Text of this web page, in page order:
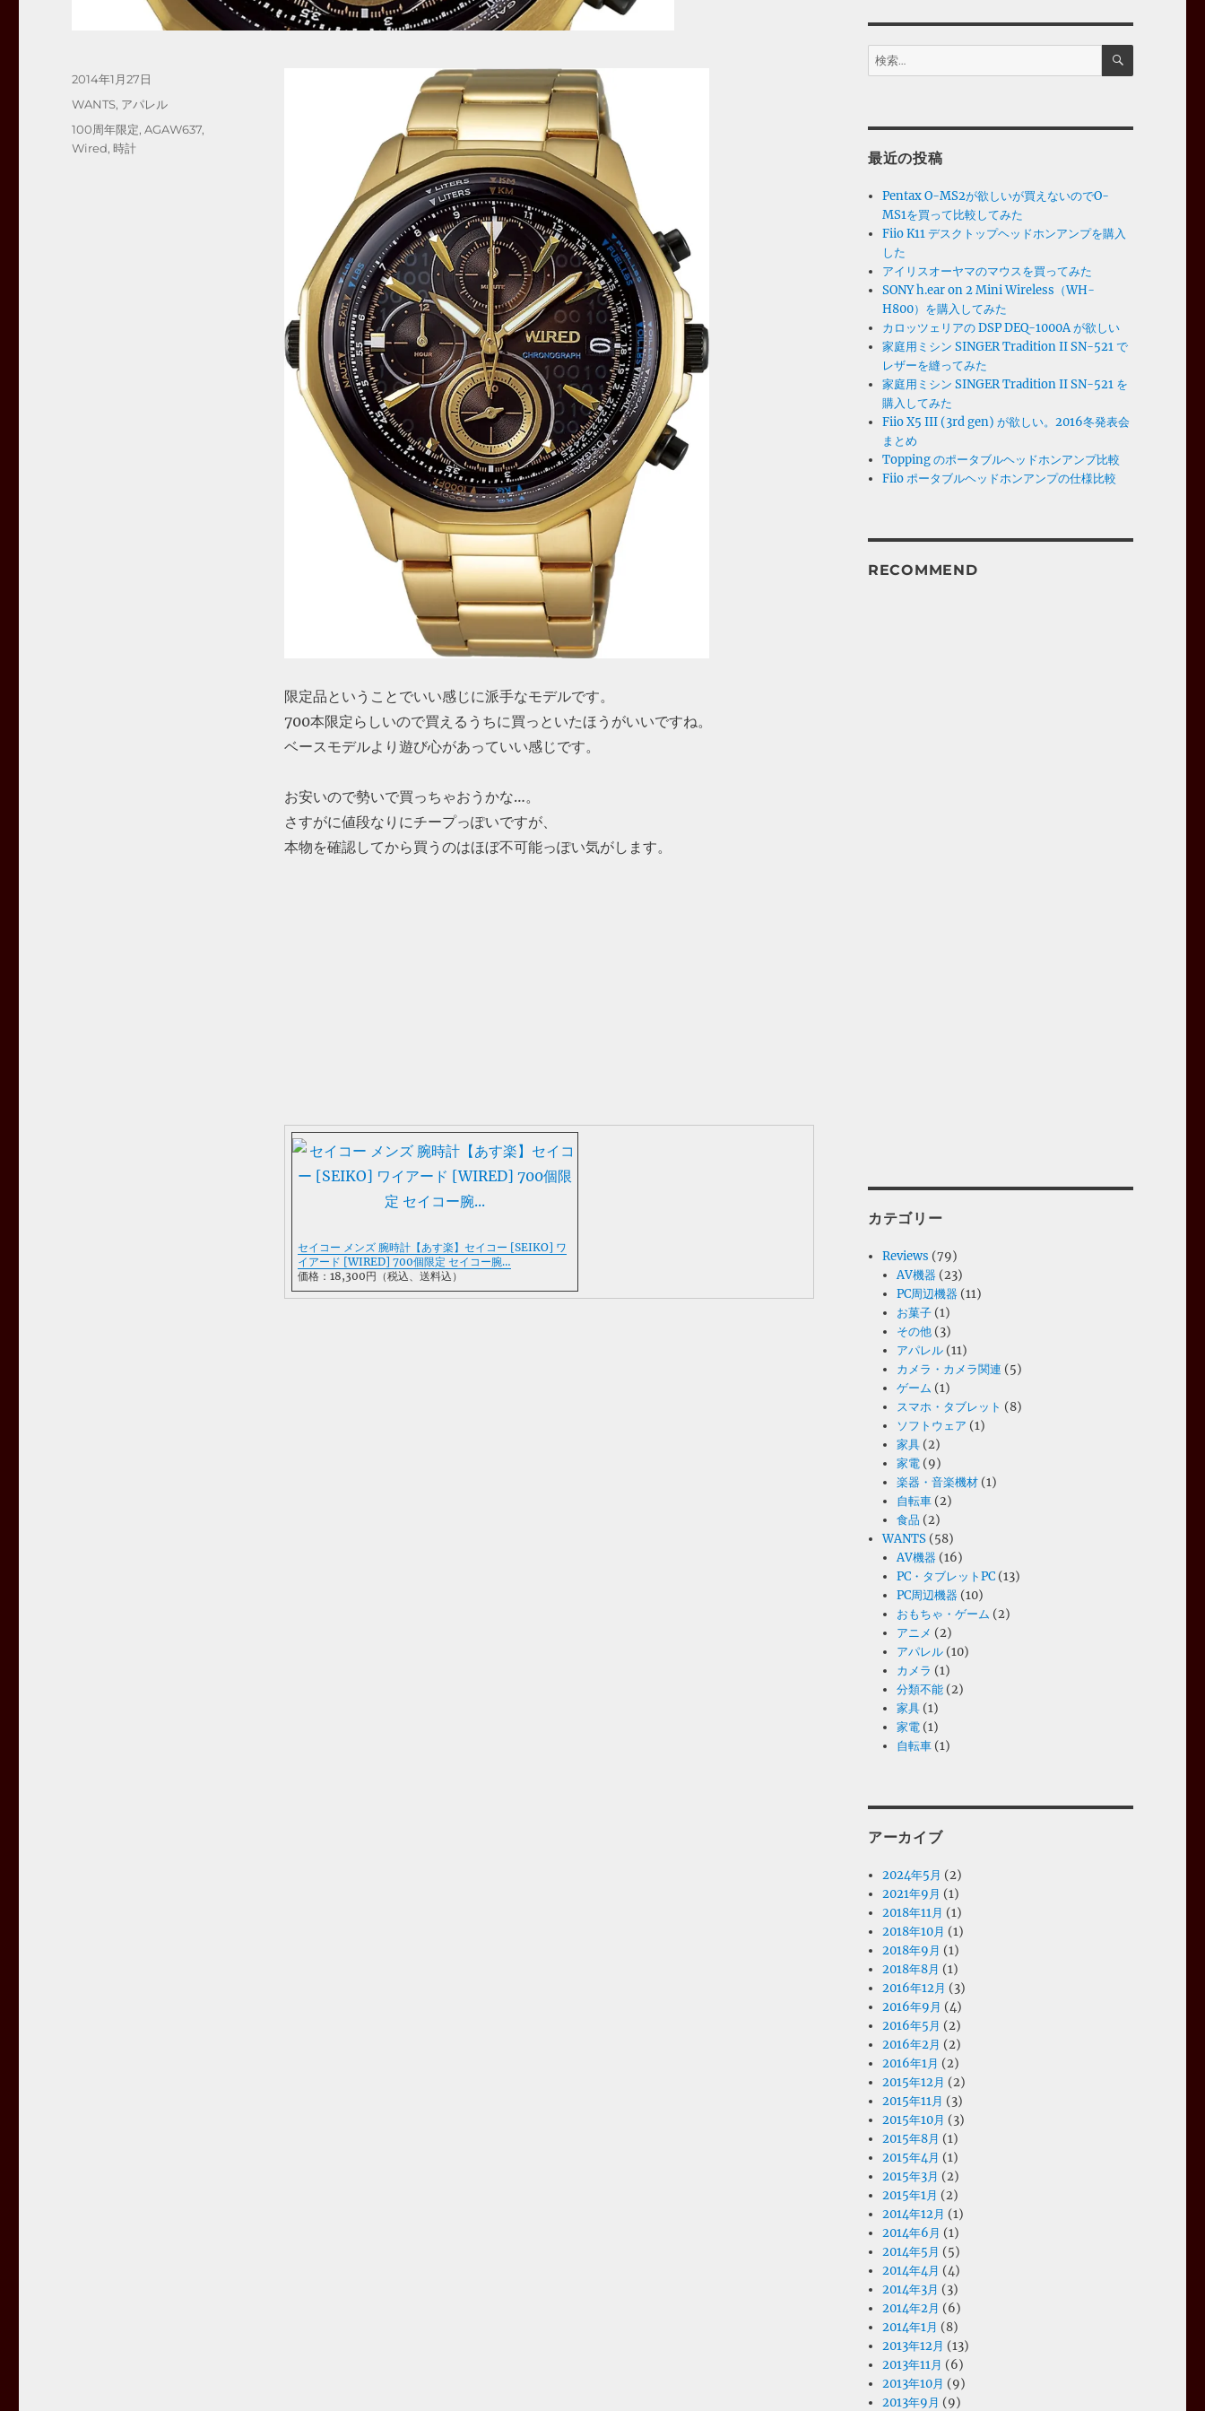
限定品ということでいい感じに派手なモデルです。
700本限定らしいので買えるうちに買っといたほうがいいですね。
ベースモデルより遊び心があっていい感じです。
お安いので勢いで買っちゃおうかな…。
さすがに値段なりにチープっぽいですが、
本物を確認してから買うのはほぼ不可能っぽい気がします。
セイコー メンズ 腕時計【あす楽】セイコー [SEIKO] ワ
イアード [WIRED] 700個限定 セイコー腕…
価格：18,300円（税込、送料込）
投
2014年1月27日
カ
WANTS, アパレル
タ
グ
100周年限定,AGAW637,
Wired,時計
検
索:
検
最近の投稿
Pentax O-MS2が欲しいが買えないのでO-
MS1を買って比較してみた
Fiio K11 デスクトップヘッドホンアンプを購入
した
アイリスオーヤマのマウスを買ってみた
SONY h.ear on 2 Mini Wireless（WH-
H800）を購入してみた
カロッツェリアの DSP DEQ-1000A が欲しい
家庭用ミシン SINGER Tradition II SN-521 で
レザーを縫ってみた
家庭用ミシン SINGER Tradition II SN-521 を
購入してみた
Fiio X5 III (3rd gen) が欲しい。2016冬発表会
まとめ
Topping のポータブルヘッドホンアンプ比較
Fiio ポータブルヘッドホンアンプの仕様比較
RECOMMEND
カテゴリー
Reviews (79)
AV機器 (23)
PC周辺機器 (11)
お菓子 (1)
その他 (3)
アパレル (11)
カメラ・カメラ関連 (5)
ゲーム (1)
スマホ・タブレット (8)
ソフトウェア (1)
家具 (2)
家電 (9)
楽器・音楽機材 (1)
自転車 (2)
食品 (2)
WANTS (58)
AV機器 (16)
PC・タブレットPC (13)
PC周辺機器 (10)
おもちゃ・ゲーム (2)
アニメ (2)
アパレル (10)
カメラ (1)
分類不能 (2)
家具 (1)
家電 (1)
自転車 (1)
アーカイブ
2024年5月 (2)
2021年9月 (1)
2018年11月 (1)
2018年10月 (1)
2018年9月 (1)
2018年8月 (1)
2016年12月 (3)
2016年9月 (4)
2016年5月 (2)
2016年2月 (2)
2016年1月 (2)
2015年12月 (2)
2015年11月 (3)
2015年10月 (3)
2015年8月 (1)
2015年4月 (1)
2015年3月 (2)
2015年1月 (2)
2014年12月 (1)
2014年6月 (1)
2014年5月 (5)
2014年4月 (4)
2014年3月 (3)
2014年2月 (6)
2014年1月 (8)
2013年12月 (13)
2013年11月 (6)
2013年10月 (9)
2013年9月 (9)